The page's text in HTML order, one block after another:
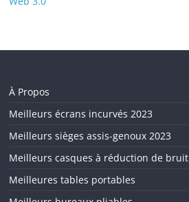
À Propos
Meilleurs écrans incurvés 2023
Meilleurs sièges assis-genoux 2023
Meilleurs casques à réduction de bruit
Meilleures tables portables